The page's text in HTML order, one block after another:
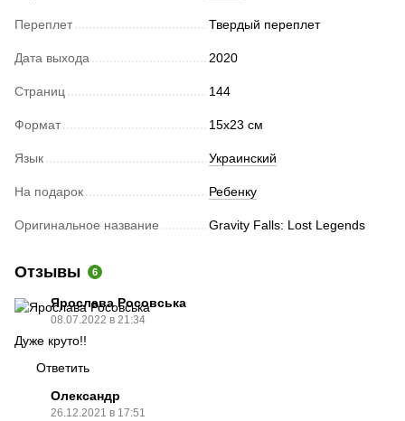
Переплет Твердый переплет
Дата выхода 2020
Страниц 144
Формат 15х23 cм
Язык Украинский
На подарок Ребенку
Оригинальное название Gravity Falls: Lost Legends
Отзывы 6
Ярослава Росовська
08.07.2022 в 21:34
Дуже круто!!
Ответить
Олександр
26.12.2021 в 17:51